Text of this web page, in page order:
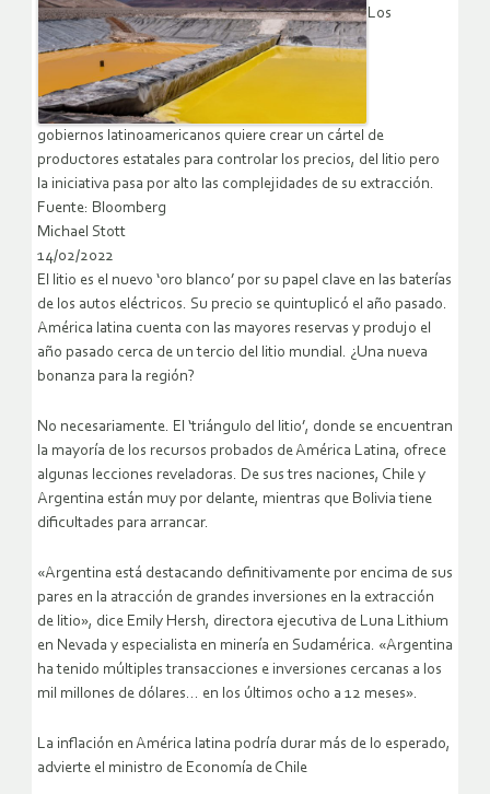
Los
gobiernos latinoamericanos quiere crear un cártel de
productores estatales para controlar los precios, del litio pero
la iniciativa pasa por alto las complejidades de su extracción.
Fuente: Bloomberg
Michael Stott
14/02/2022
El litio es el nuevo ‘oro blanco’ por su papel clave en las baterías
de los autos eléctricos. Su precio se quintuplicó el año pasado.
América latina cuenta con las mayores reservas y produjo el
año pasado cerca de un tercio del litio mundial. ¿Una nueva
bonanza para la región?
No necesariamente. El ‘triángulo del litio’, donde se encuentran
la mayoría de los recursos probados de América Latina, ofrece
algunas lecciones reveladoras. De sus tres naciones, Chile y
Argentina están muy por delante, mientras que Bolivia tiene
dificultades para arrancar.
«Argentina está destacando definitivamente por encima de sus
pares en la atracción de grandes inversiones en la extracción
de litio», dice Emily Hersh, directora ejecutiva de Luna Lithium
en Nevada y especialista en minería en Sudamérica. «Argentina
ha tenido múltiples transacciones e inversiones cercanas a los
mil millones de dólares… en los últimos ocho a 12 meses».
La inflación en América latina podría durar más de lo esperado,
advierte el ministro de Economía de Chile